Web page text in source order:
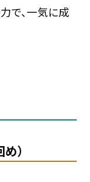
で、一気に成
）